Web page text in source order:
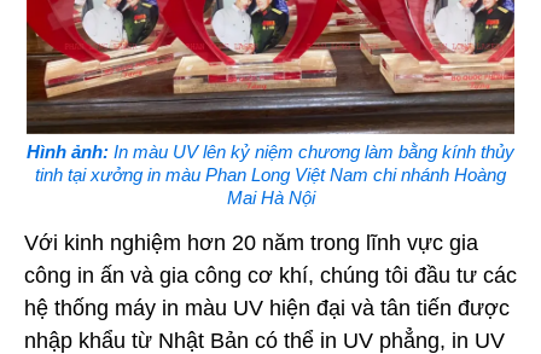
Hình ảnh: In màu UV lên kỷ niệm chương làm bằng kính thủy
tinh tại xưởng in màu Phan Long Việt Nam chi nhánh Hoàng
Mai Hà Nội
Với kinh nghiệm hơn 20 năm trong lĩnh vực gia
công in ấn và gia công cơ khí, chúng tôi đầu tư các
hệ thống máy in màu UV hiện đại và tân tiến được
nhập khẩu từ Nhật Bản có thể in UV phẳng, in UV